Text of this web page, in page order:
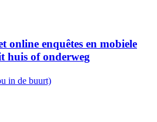
online enquêtes en mobiele
huis of onderweg
in de buurt)